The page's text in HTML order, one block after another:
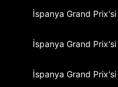
İspanya Grand Prix'si
İspanya Grand Prix'si
İspanya Grand Prix'si